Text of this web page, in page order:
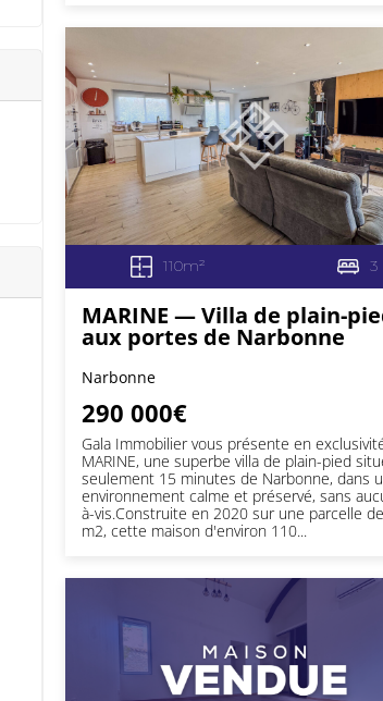
110m² 3
MARINE — Villa de plain-
aux portes de Narbonne
Narbonne
290 000€
Gala Immobilier vous présente en
MARINE, une superbe villa de plain-pied
seulement 15 minutes de Narbonne, dans
environnement calme et préservé, sans
à-vis.Construite en 2020 sur une parcelle
m2, cette maison d'environ 110...